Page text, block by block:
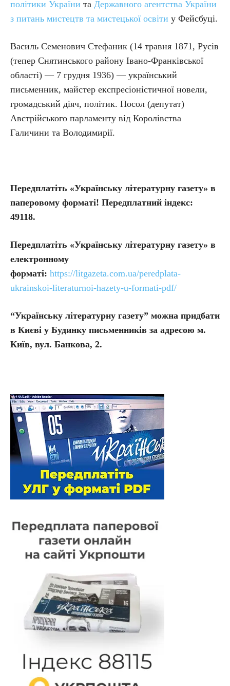
політики України та Державного агентства України
з питань мистецтв та мистецької освіти у Фейсбуці.
Василь Семенович Стефаник (14 травня 1871, Русів
(тепер Снятинського району Івано-Франківської
області) — 7 грудня 1936) — український
письменник, майстер експресіоністичної новели,
громадський діяч, політик. Посол (депутат)
Австрійського парламенту від Королівства
Галичини та Володимирії.
Передплатіть «Українську літературну газету» в
паперовому форматі! Передплатний індекс:
49118.
Передплатіть «Українську літературну газету» в
електронному
форматі: https://litgazeta.com.ua/peredplata-
ukrainskoi-literaturnoi-hazety-u-formati-pdf/
“Українську літературну газету” можна придбати
в Києві у Будинку письменників за адресою м.
Київ, вул. Банкова, 2.